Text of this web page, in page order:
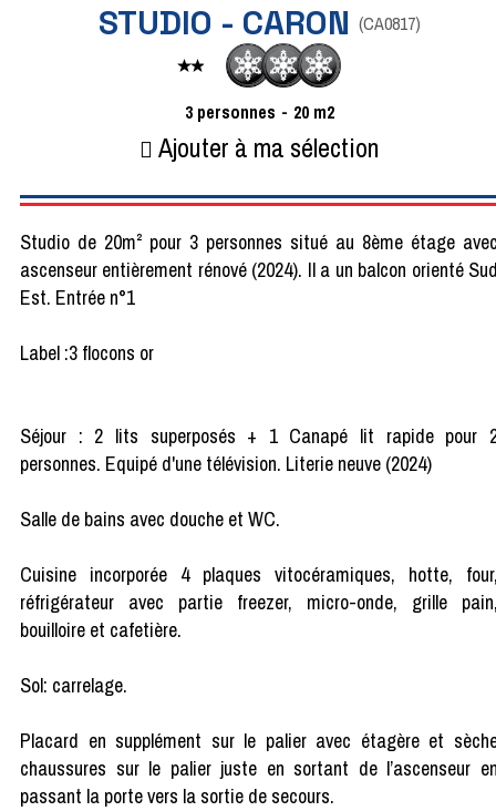
STUDIO - CARON (CA0817)
3 personnes 20 m2
Ajouter à ma sélection
Studio de 20m² pour 3 personnes situé au 8ème étage
ascenseur entièrement rénové (2024). Il a un balcon orienté
Est. Entrée n°1
Label :3 flocons or
Séjour : 2 lits superposés + 1 Canapé lit rapide pour
personnes. Equipé d'une télévision. Literie neuve (2024)
Salle de bains avec douche et WC.
Cuisine incorporée 4 plaques vitocéramiques, hotte,
réfrigérateur avec partie freezer, micro-onde, grille
bouilloire et cafetière.
Sol: carrelage.
Placard en supplément sur le palier avec étagère et
chaussures sur le palier juste en sortant de l’ascenseur
passant la porte vers la sortie de secours.